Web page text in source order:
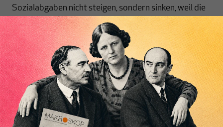
Inhaltsverzeichnis
Sozialabgaben nicht steigen, sondern sinken, weil die
Beitragseinnahmen deutlich erhöht würden.
Zwar würden auch die Ausgaben durch die steigende
Zahl von Versicherten steigen, aber diesen Effekt
würden die höheren Beitragseinnahmen mehr als nur
gegenfinanzieren. Verschiedene Modellrechnungen
haben ergeben, dass der durchschnittliche
Beitragssatz in der GKV um über drei Prozentpunkte
sinken würde, wenn wir ein einheitliches